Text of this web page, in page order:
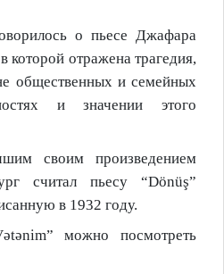
о пьесе Джафара
отражена трагедия,
общественных и семейных
и значении этого
своим произведением
считал пьесу “Dönüş”
в 1932 году.
можно посмотреть